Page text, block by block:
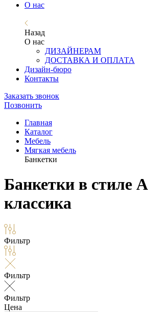
О нас
Назад
О нас
ДИЗАЙНЕРАМ
ДОСТАВКА И ОПЛАТА
Дизайн-бюро
Контакты
Заказать звонок
Позвонить
Главная
Каталог
Мебель
Мягкая мебель
Банкетки
Банкетки в стиле
классика
Фильтр
Фильтр
Фильтр
Цена